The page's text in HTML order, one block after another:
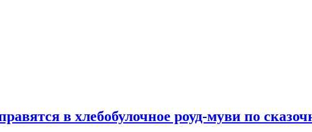
в хлебобулочное роуд-муви по